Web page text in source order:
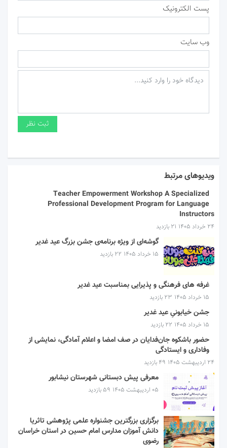
پست الکترونیک
وب سایت
ویدیوهای مرتبط
Teacher Empowerment Workshop A Specialized
Professional Development Program for Language
Instructors
۲۴ خرداد ۱۴۰۵ 21 بازدید
گوشه‌ای از ویژه برنامه‌ی جشن بزرگ عید غدیر
۱۵ خرداد ۱۴۰۵ 22 بازدید
غرفه های فرهنگی و پذیرایی بمناسبت عید غدیر
۱۵ خرداد ۱۴۰۵ 23 بازدید
جشن خیابونیِ عید غدیر
۱۵ خرداد ۱۴۰۵ 22 بازدید
حضور باشکوه جان‌فدایان در صف امضا و اعلام آمادگی، نمایشی از
وفاداری و ایستادگی
۲۴ اردیبهشت ۱۴۰۵ 49 بازدید
معرفی پیش دبستانی شهرستان نیشابور
۰۵ اردیبهشت ۱۴۰۵ 59 بازدید
برگزاری بزرگترین جشنواره علمی پژوهشی تاثریا
دانش آموزان مدارس امام حسین در استان خراسان
رضوی